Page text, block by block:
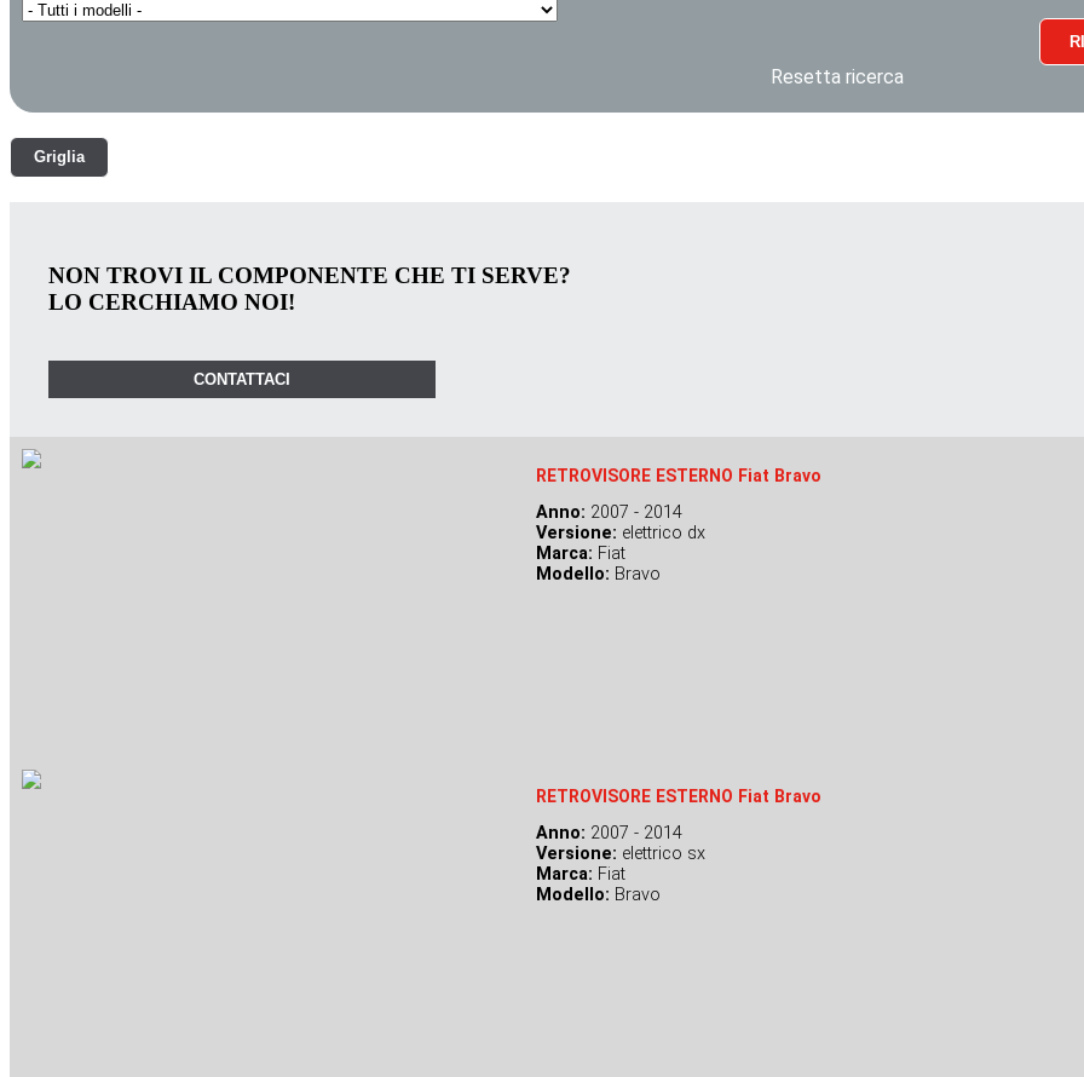
Resetta ricerca
Griglia
NON TROVI IL COMPONENTE CHE TI SERVE?
LO CERCHIAMO NOI!
CONTATTACI
RETROVISORE ESTERNO Fiat Bravo
Anno: 2007 - 2014
Versione: elettrico dx
Marca: Fiat
Modello: Bravo
RETROVISORE ESTERNO Fiat Bravo
Anno: 2007 - 2014
Versione: elettrico sx
Marca: Fiat
Modello: Bravo